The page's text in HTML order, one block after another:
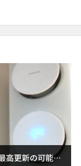
高更新の可能性